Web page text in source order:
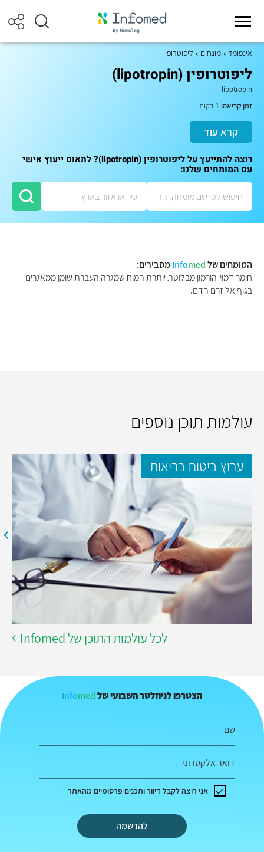
אינפומד מונחים ליפוטרופין
ליפוטרופין (lipotropin)
lipotropin
זמן קריאה:
קרא עוד
רוצה להתייעץ על ליפוטרופין (lipotropin)? לתאום ייעוץ אישי
עם המומחים שלנו:
המומחים של Infomed
מסבירים:
חומר דמוי-הורמון מבלוטת יותרת המוח שמגרה העברת שומן ממאגרים
בגוף אל זרם הדם.
עולמות תוכן נוספים
ערוץ ביטוח בריאות
לכל עולמות התוכן של Infomed
הצטרפו לניוזלטר השבועי של Infomed
שם
דואר אלקטרוני
להרשמה
אני רוצה לקבל דיוור ותכנים פרסומיים מהאתר